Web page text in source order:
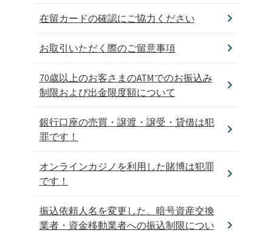
在留カードの確認にご協力ください
お取引いただく際のご留意事項
70歳以上のお客さまのATMでのお振込み
制限および出金限度額について
銀行口座の売買・譲渡・譲受・貸借は犯
罪です！
オンラインカジノを利用した賭博は犯罪
です！
振込依頼人名を変更した、暗号資産交換
業者・資金移動業者への振込制限につい